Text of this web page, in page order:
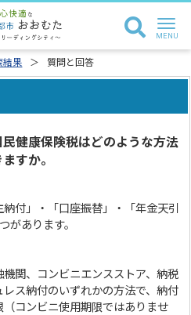
結果 質問と回答
民健康保険税はどのような方法
すか。
付」・「口座振替」・「年金天引
があります。
関、コンビニエンスストア、納税
ス納付のいずれかの方法で、納付
コンビニ使用期限ではありませ